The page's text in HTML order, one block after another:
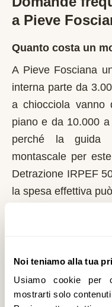
Noi teniamo alla tua
Usiamo cookie per
mostrarti solo
a Pieve
Quanto costa un
A Pieve Fosciana
interna parte da
a chiocciola
piano e da 10.000
perché la guida
montascale per
Detrazione IRPEF
la spesa effettiva
Chi può
In Toscana il
13/89 con L.R.
entro il 1° marzo di